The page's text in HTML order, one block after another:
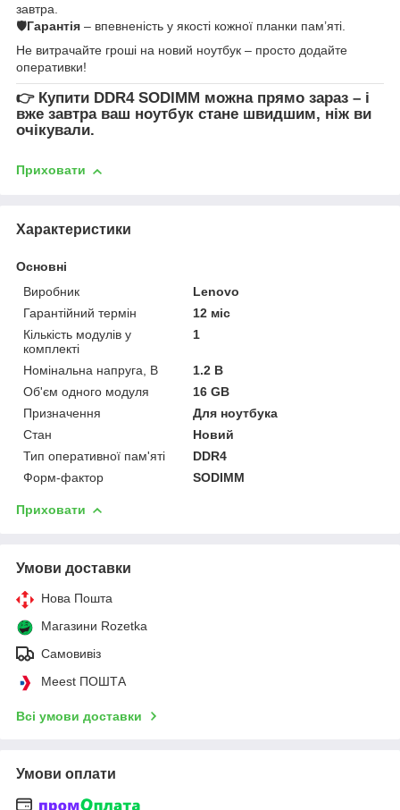
завтра.
🛡Гарантія – впевненість у якості кожної планки пам’яті.
Не витрачайте гроші на новий ноутбук – просто додайте
оперативки!
👉 Купити DDR4 SODIMM можна прямо зараз – і
вже завтра ваш ноутбук стане швидшим, ніж ви
очікували.
Приховати
Характеристики
Основні
Виробник
Lenovo
Гарантійний термін
12 міс
Кількість модулів у
комплекті
1
Номінальна напруга, В
1.2 В
Об'єм одного модуля
16 GB
Призначення
Для ноутбука
Стан
Новий
Тип оперативної пам'яті
DDR4
Форм-фактор
SODIMM
Приховати
Умови доставки
Нова Пошта
Магазини Rozetka
Самовивіз
Meest ПОШТА
Всі умови доставки
Умови оплати